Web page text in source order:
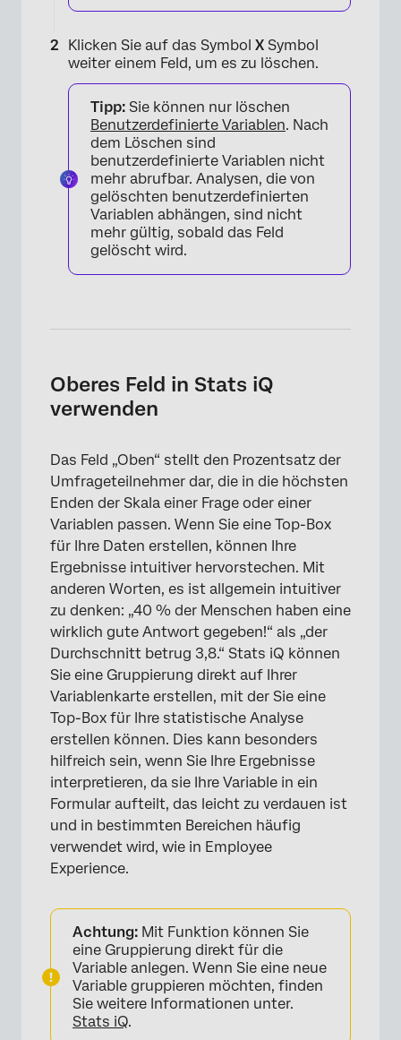
Klicken Sie auf das Symbol X Symbol
weiter einem Feld, um es zu löschen.
Tipp: Sie können nur löschen
Benutzerdefinierte Variablen. Nach
dem Löschen sind
benutzerdefinierte Variablen nicht
mehr abrufbar. Analysen, die von
gelöschten benutzerdefinierten
Variablen abhängen, sind nicht
mehr gültig, sobald das Feld
gelöscht wird.
Oberes Feld in Stats iQ
verwenden
Das Feld „Oben“ stellt den Prozentsatz der
Umfrageteilnehmer dar, die in die höchsten
Enden der Skala einer Frage oder einer
Variablen passen. Wenn Sie eine Top-Box
für Ihre Daten erstellen, können Ihre
Ergebnisse intuitiver hervorstechen. Mit
anderen Worten, es ist allgemein intuitiver
zu denken: „40 % der Menschen haben eine
wirklich gute Antwort gegeben!“ als „der
Durchschnitt betrug 3,8.“ Stats iQ können
Sie eine Gruppierung direkt auf Ihrer
Variablenkarte erstellen, mit der Sie eine
Top-Box für Ihre statistische Analyse
erstellen können. Dies kann besonders
hilfreich sein, wenn Sie Ihre Ergebnisse
interpretieren, da sie Ihre Variable in ein
Formular aufteilt, das leicht zu verdauen ist
und in bestimmten Bereichen häufig
verwendet wird, wie in Employee
Experience.
Achtung: Mit Funktion können Sie
eine Gruppierung direkt für die
Variable anlegen. Wenn Sie eine neue
Variable gruppieren möchten, finden
Sie weitere Informationen unter.
Stats iQ.